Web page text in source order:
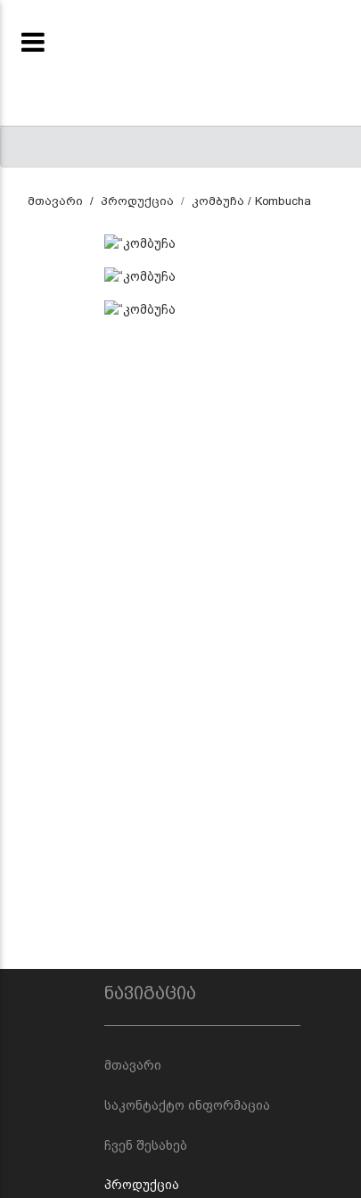
ᲬᲘᲒᲜᲔᲑᲘ
(CURRENT)
მთავარი პროდუქცია კომბუჩა / Kombucha
ნავიგაცია
მთავარი
საკონტაქტო ინფორმაცია
ჩვენ შესახებ
პროდუქცია